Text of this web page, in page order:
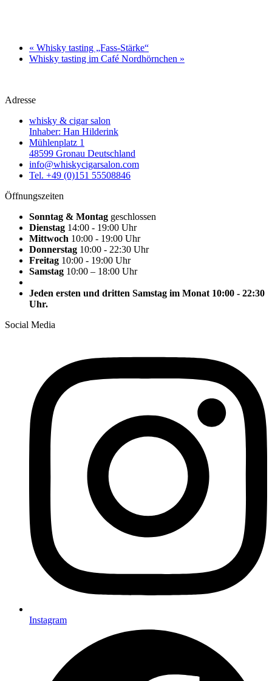
« Whisky tasting „Fass-Stärke“
Whisky tasting im Café Nordhörnchen »
Adresse
whisky & cigar salon
Inhaber: Han Hilderink
Mühlenplatz 1
48599 Gronau Deutschland
info@whiskycigarsalon.com
Tel. +49 (0)151 55508846
Öffnungszeiten
Sonntag & Montag geschlossen
Dienstag 14:00 - 19:00 Uhr
Mittwoch 10:00 - 19:00 Uhr
Donnerstag 10:00 - 22:30 Uhr
Freitag 10:00 - 19:00 Uhr
Samstag 10:00 – 18:00 Uhr
Jeden ersten und dritten Samstag im Monat 10:00 - 22:30
Uhr.
Social Media
Instagram